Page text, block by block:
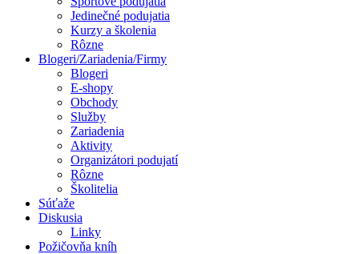
Jedinečné podujatia
Kurzy a školenia
Rôzne
Blogeri/Zariadenia/Firmy
Blogeri
E-shopy
Obchody
Služby
Zariadenia
Aktivity
Organizátori podujatí
Rôzne
Školitelia
Súťaže
Diskusia
Linky
Požičovňa kníh